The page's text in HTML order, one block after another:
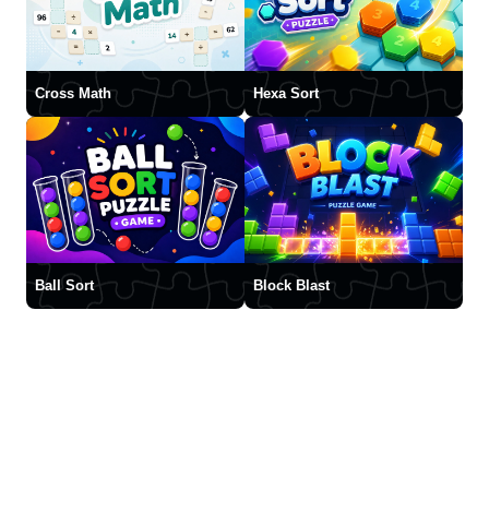
Cross Math Hexa Sort
Ball Sort Block Blast